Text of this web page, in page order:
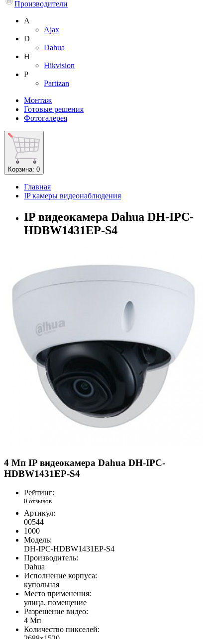
Производители
A
Ajax
D
Dahua
H
Hikvision
P
Partizan
Монтаж
Готовые решения
Фотогалерея
Корзина: 0
Главная
IP камеры видеонаблюдения
IP видеокамера Dahua DH-IPC-
HDBW1431EP-S4
4 Мп IP видеокамера Dahua DH-IPC-
HDBW1431EP-S4
Рейтинг:
0 отзывов
Артикул:
00544
1000
Модель:
DH-IPC-HDBW1431EP-S4
Производитель:
Dahua
Исполнение корпуса:
купольная
Место применения:
улица, помещение
Разрешение видео:
4 Мп
Количество пикселей: